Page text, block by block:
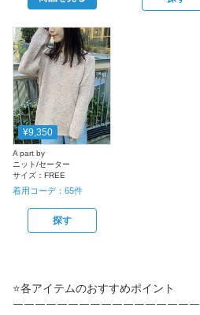
¥9,350
A part by
ニット/セーター
サイズ： FREE
着用コーデ： 65件
探す
⭐各アイテムのおすすめポイント
￣￣￣￣￣￣￣￣￣￣￣￣￣￣￣￣￣